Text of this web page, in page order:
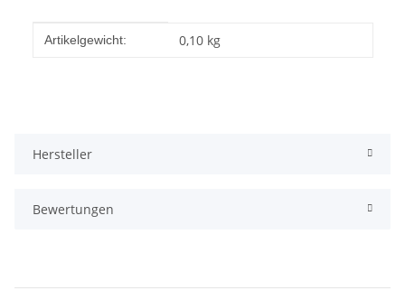
Produkteigenschaft
Wert
Artikelgewicht: 0,10 kg
Hersteller
Bewertungen